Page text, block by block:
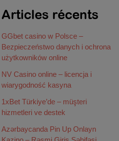
Articles récents
GGbet casino w Polsce –
Bezpieczeństwo danych i ochrona
użytkowników online
NV Casino online – licencja i
wiarygodność kasyna
1xBet Türkiye’de – müşteri
hizmetleri ve destek
Azərbaycanda Pin Up Onlayn